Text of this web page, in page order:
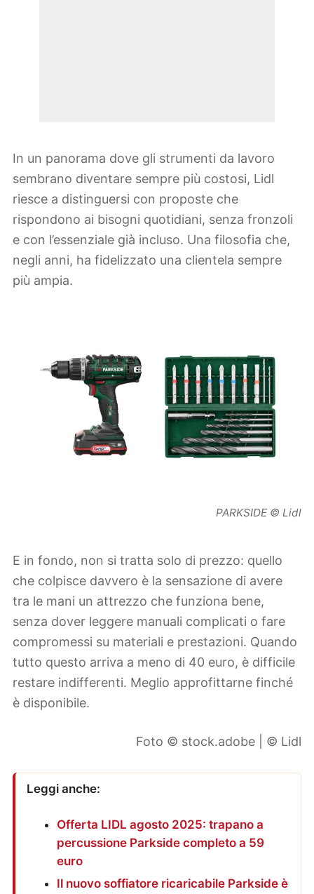
In un panorama dove gli strumenti da lavoro
sembrano diventare sempre più costosi, Lidl
riesce a distinguersi con proposte che
rispondono ai bisogni quotidiani, senza fronzoli
e con l’essenziale già incluso. Una filosofia che,
negli anni, ha fidelizzato una clientela sempre
più ampia.
PARKSIDE © Lidl
E in fondo, non si tratta solo di prezzo: quello
che colpisce davvero è la sensazione di avere
tra le mani un attrezzo che funziona bene,
senza dover leggere manuali complicati o fare
compromessi su materiali e prestazioni. Quando
tutto questo arriva a meno di 40 euro, è difficile
restare indifferenti. Meglio approfittarne finché
è disponibile.
Foto © stock.adobe | © Lidl
Leggi anche:
Offerta LIDL agosto 2025: trapano a
percussione Parkside completo a 59
euro
Il nuovo soffiatore ricaricabile Parkside è